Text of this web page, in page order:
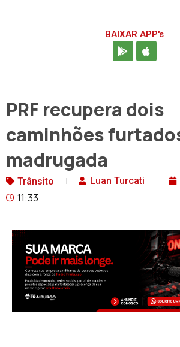
BAIXAR APP's
PRF recupera dois
caminhões
madrugada
Trânsito Luan Turcati
11:33